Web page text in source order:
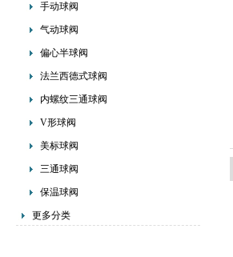
手动球阀
气动球阀
偏心半球阀
法兰西德式球阀
内螺纹三通球阀
V形球阀
美标球阀
三通球阀
保温球阀
更多分类